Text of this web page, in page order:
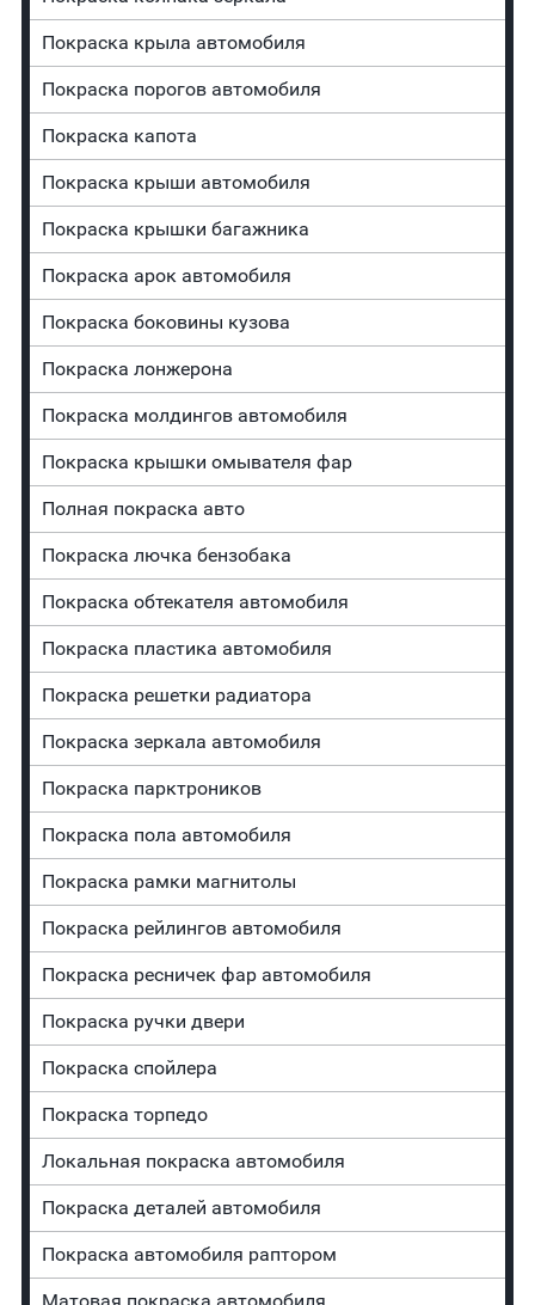
Покраска крыла автомобиля
Покраска порогов автомобиля
Покраска капота
Покраска крыши автомобиля
Покраска крышки багажника
Покраска арок автомобиля
Покраска боковины кузова
Покраска лонжерона
Покраска молдингов автомобиля
Покраска крышки омывателя фар
Полная покраска авто
Покраска лючка бензобака
Покраска обтекателя автомобиля
Покраска пластика автомобиля
Покраска решетки радиатора
Покраска зеркала автомобиля
Покраска парктроников
Покраска пола автомобиля
Покраска рамки магнитолы
Покраска рейлингов автомобиля
Покраска ресничек фар автомобиля
Покраска ручки двери
Покраска спойлера
Покраска торпедо
Локальная покраска автомобиля
Покраска деталей автомобиля
Покраска автомобиля раптором